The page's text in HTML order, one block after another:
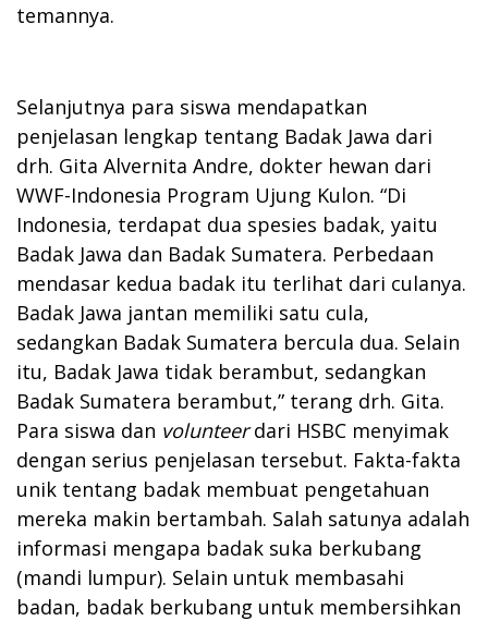
temannya.
Selanjutnya para siswa mendapatkan
penjelasan lengkap tentang Badak Jawa dari
drh. Gita Alvernita Andre, dokter hewan dari
WWF-Indonesia Program Ujung Kulon. “Di
Indonesia, terdapat dua spesies badak, yaitu
Badak Jawa dan Badak Sumatera. Perbedaan
mendasar kedua badak itu terlihat dari culanya.
Badak Jawa jantan memiliki satu cula,
sedangkan Badak Sumatera bercula dua. Selain
itu, Badak Jawa tidak berambut, sedangkan
Badak Sumatera berambut,” terang drh. Gita.
Para siswa dan volunteerdari HSBC menyimak
dengan serius penjelasan tersebut. Fakta-fakta
unik tentang badak membuat pengetahuan
mereka makin bertambah. Salah satunya adalah
informasi mengapa badak suka berkubang
(mandi lumpur). Selain untuk membasahi
badan, badak berkubang untuk membersihkan